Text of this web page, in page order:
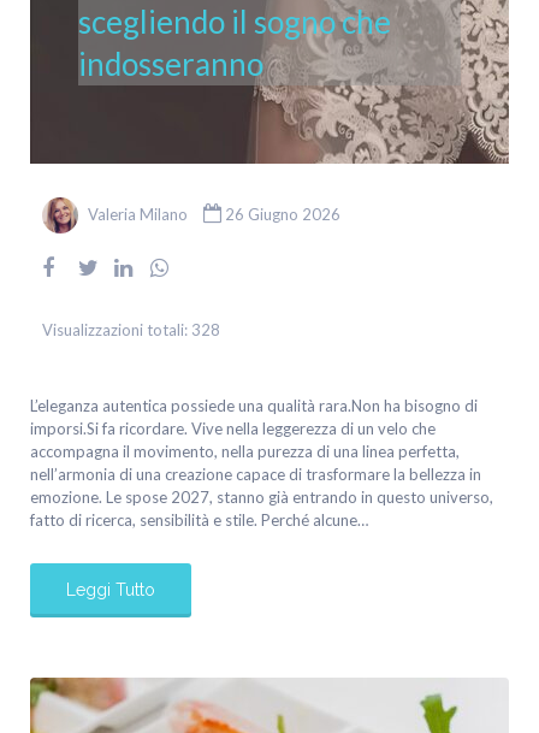
scegliendo il sogno che
indosseranno
Valeria Milano 26 Giugno 2026
Visualizzazioni totali: 328
L’eleganza autentica possiede una qualità rara.Non ha bisogno di
imporsi.Si fa ricordare. Vive nella leggerezza di un velo che
accompagna il movimento, nella purezza di una linea perfetta,
nell’armonia di una creazione capace di trasformare la bellezza in
emozione. Le spose 2027, stanno già entrando in questo universo,
fatto di ricerca, sensibilità e stile. Perché alcune…
Leggi Tutto